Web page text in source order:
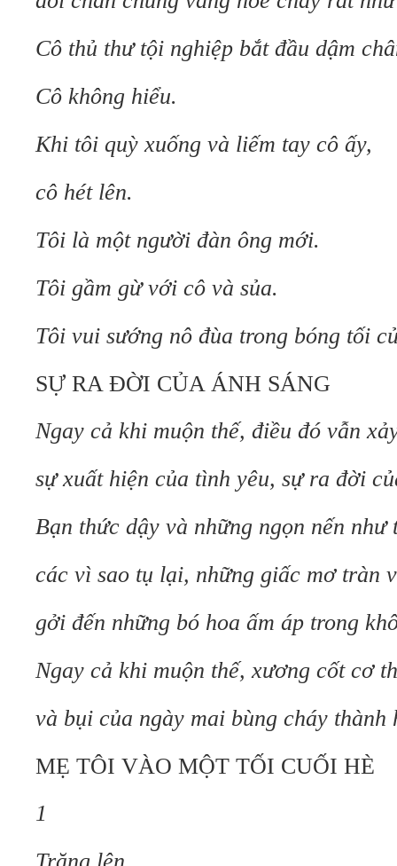
Cô thủ thư tội nghiệp bắt đầu dậm
Cô không hiểu.
Khi tôi quỳ xuống và liếm tay cô ấy,
cô hét lên.
Tôi là một người đàn ông mới.
Tôi gầm gừ với cô và sủa.
Tôi vui sướng nô đùa trong bóng tối
SỰ RA ĐỜI CỦA ÁNH SÁNG
Ngay cả khi muộn thế, điều đó vẫn
sự xuất hiện của tình yêu, sự ra đời
Bạn thức dậy và những ngọn nến như
các vì sao tụ lại, những giấc mơ tràn
gởi đến những bó hoa ấm áp trong
Ngay cả khi muộn thế, xương cốt cơ
và bụi của ngày mai bùng cháy thành
MẸ TÔI VÀO MỘT TỐI CUỐI HÈ
1